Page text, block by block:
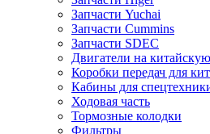
Запчасти Yuchai
Запчасти Cummins
Запчасти SDEC
Двигатели на
Коробки передач для
Кабины для
Ходовая часть
Тормозные колодки
Фильтры